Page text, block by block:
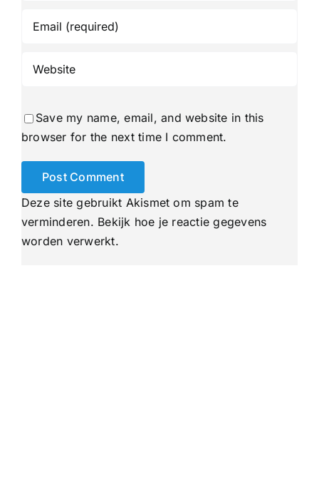
Save my name, email, and website in this
browser for the next time I comment.
Deze site gebruikt Akismet om spam te
verminderen. Bekijk hoe je reactie gegevens
worden verwerkt.